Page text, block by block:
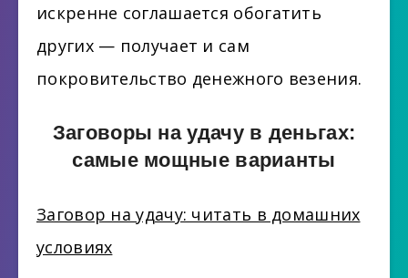
искренне соглашается обогатить
других — получает и сам
покровительство денежного везения.
Заговоры на удачу в деньгах:
самые мощные варианты
Заговор на удачу: читать в домашних
условиях